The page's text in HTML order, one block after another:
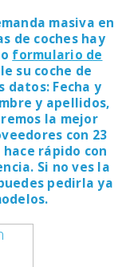
masiva en
de coches hay
formulario de
su coche de
datos: Fecha y
y apellidos,
la mejor
con 23
rápido con
Si no ves la
pedirla ya